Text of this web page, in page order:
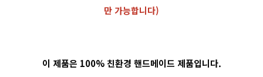
만 가능합니다)
이 제품은 100% 친환경 핸드메이드 제품입니다.